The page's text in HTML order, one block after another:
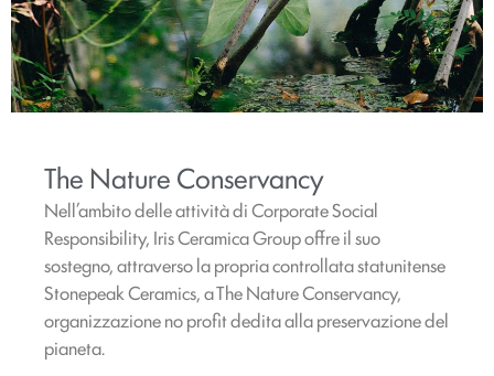
The Nature Conservancy
Nell’ambito delle attività di Corporate Social
Responsibility, Iris Ceramica Group offre il suo
sostegno, attraverso la propria controllata statunitense
Stonepeak Ceramics, a The Nature Conservancy,
organizzazione no profit dedita alla preservazione del
pianeta.